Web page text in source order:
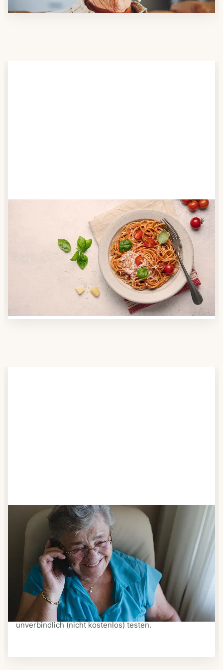
Anbieter finden
Nutzen Sie unsere große Mahlzeiten-Dienst-Suche,
um herauszufinden, welche Anbieter es in Ihrer
Region gibt und welcher am besten zu Ihnen passt.
Verschaffen Sie sich auch einen Überblick über die
Essen auf Rädern-Kosten.
Schritt 3
Bestellen & liefern lassen
Suchen Sie sich aus dem Speiseplan Ihres Anbieters
aus, was Ihnen schmeckt. Bestellen Sie telefonisch,
schriftlich oder im Online-Shop Ihres Anbieters.
Ein Kurier liefert Ihnen das bestellte Essen zum
vereinbarten Zeitpunkt nach Hause. Bei vielen
Anbietern können Sie Essen auf Rädern auch
unverbindlich (nicht kostenlos) testen.